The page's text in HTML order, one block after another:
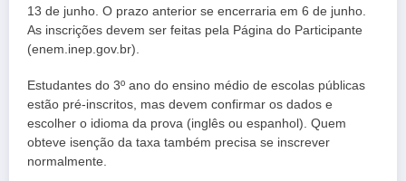
13 de junho. O prazo anterior se encerraria em 6 de junho.
As inscrições devem ser feitas pela Página do Participante
(enem.inep.gov.br).
Estudantes do 3º ano do ensino médio de escolas públicas
estão pré-inscritos, mas devem confirmar os dados e
escolher o idioma da prova (inglês ou espanhol). Quem
obteve isenção da taxa também precisa se inscrever
normalmente.